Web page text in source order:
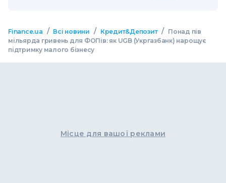
Finance.ua / Всі новини / Кредит&Депозит / Понад пів
мільярда гривень для ФОПів: як UGB (Укргазбанк) нарощує
підтримку малого бізнесу
Місце для вашої реклами